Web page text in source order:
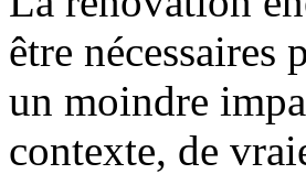
être nécessaires
un moindre
contexte, de